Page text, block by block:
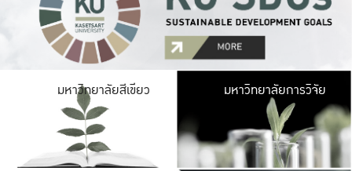
มหาวิทยาลัยสีเขียว มหาวิ
มีพื้นที่เขียวสดใส
เป็นป่าในเมือง เกษต
มหาวิทยาลัยการวิจัย